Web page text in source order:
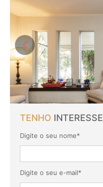
TENHO INTERESSE
Digite o seu nome*
Digite o seu e-mail*